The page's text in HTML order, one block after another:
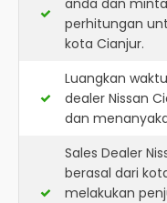
anda dan
perhitungan
kota Cianjur.
Luangkan
dealer Nissan
dan
Sales Dealer
berasal dari
melakukan